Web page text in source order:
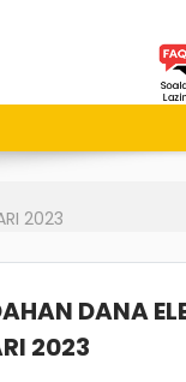
2023
DANA
2023